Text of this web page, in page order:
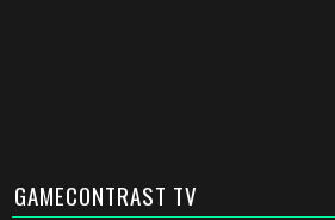
GAMECONTRAST TV